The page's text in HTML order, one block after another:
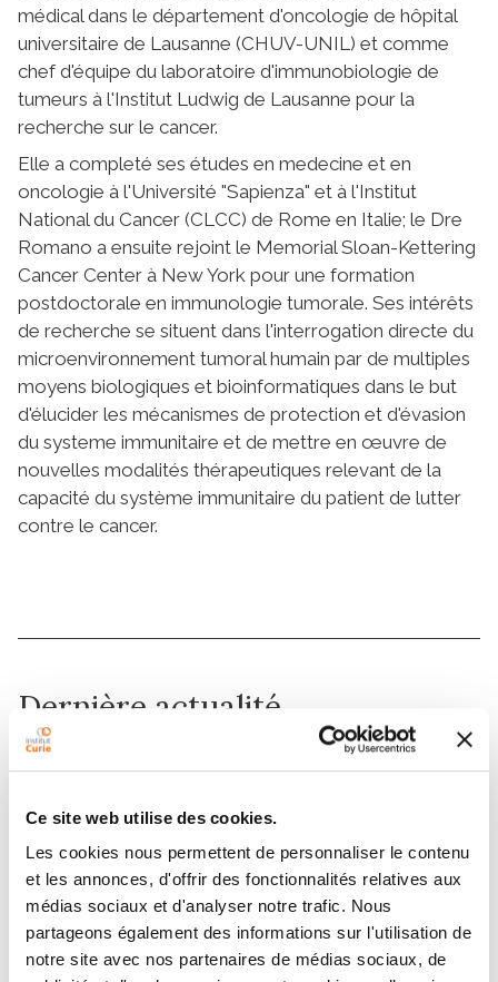
Ce site web utilise des cookies.
Les cookies nous permettent de personnaliser le contenu
et les annonces, d'offrir des fonctionnalités relatives aux
médias sociaux et d'analyser notre trafic. Nous
partageons également des informations sur l'utilisation de
notre site avec nos partenaires de médias sociaux, de
médical dans le département d'oncologie de hôpital
universitaire de Lausanne (CHUV-UNIL) et comme
chef d'équipe du laboratoire d'immunobiologie de
tumeurs à l'Institut Ludwig de Lausanne pour la
recherche sur le cancer.
Elle a completé ses études en medecine et en
oncologie à l'Université "Sapienza" et à l'Institut
National du Cancer (CLCC) de Rome en Italie; le Dre
Romano a ensuite rejoint le Memorial Sloan-Kettering
Cancer Center à New York pour une formation
postdoctorale en immunologie tumorale. Ses intérêts
de recherche se situent dans l'interrogation directe du
microenvironnement tumoral humain par de multiples
moyens biologiques et bioinformatiques dans le but
d'élucider les mécanismes de protection et d'évasion
du systeme immunitaire et de mettre en œuvre de
nouvelles modalités thérapeutiques relevant de la
capacité du système immunitaire du patient de lutter
contre le cancer.
Dernière actualité
Congrès
ESMO 2025 : l’Institut Curie à l’avant-